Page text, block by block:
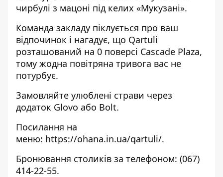
чирбулі з мацоні під келих «Мукузані».
Команда закладу піклується про ваш
відпочинок і нагадує, що Qartuli
розташований на 0 поверсі Cascade Plaza,
тому жодна повітряна тривога вас не
потурбує.
Замовляйте улюблені страви через
додаток Glovo або Bolt.
Посилання на
меню: https://ohana.in.ua/qartuli/.
Бронювання столиків за телефоном: (067)
414-22-55.